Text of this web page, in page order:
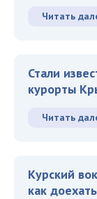
Читать
Стали
курорты
Читать
Курский
как доехать